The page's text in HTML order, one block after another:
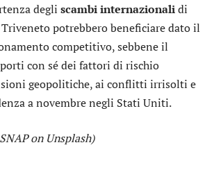
degli scambiinternazionalidi
potrebbero beneficiare dato il
competitivo, sebbene il
con sé dei fattori di rischio
geopolitiche, ai conflitti irrisolti e
a novembre negli Stati Uniti.
on Unsplash)